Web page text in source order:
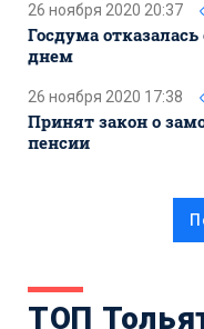
26 ноября 2020 20:37
Госдума
днем
26 ноября 2020 17:38
Принят закон о
пенсии
ТОП